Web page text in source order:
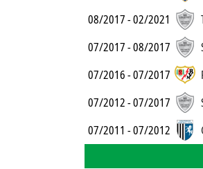
08/2017 - 02/2021
07/2017 - 08/2017
07/2016 - 07/2017
07/2012 - 07/2017
07/2011 - 07/2012